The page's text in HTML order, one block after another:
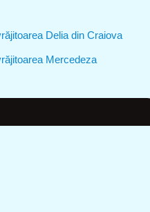
Delia din Craiova
Mercedeza